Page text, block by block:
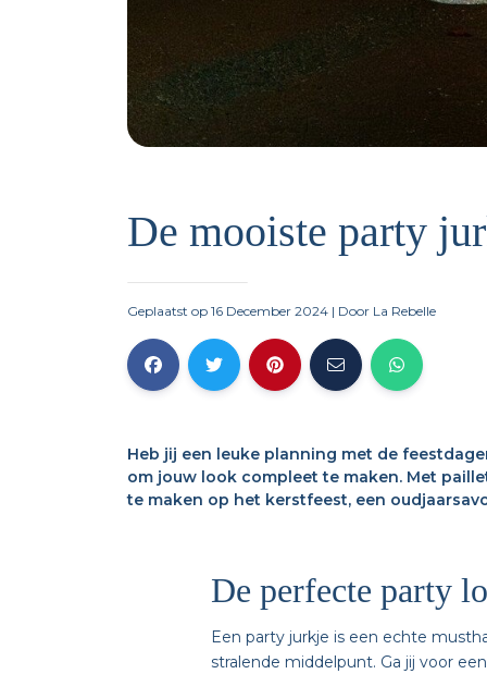
De mooiste party
Geplaatst op 16 December 2024 | Door La Rebelle
Heb jij een leuke planning met de
om jouw look compleet te maken. Met
te maken op het kerstfeest, een
De perfecte party
Een party jurkje is een echte
stralende middelpunt. Ga jij voor